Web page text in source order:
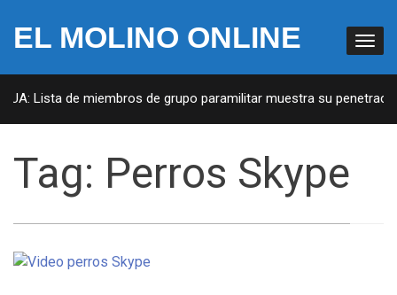
EL MOLINO ONLINE
Lista de miembros de grupo paramilitar muestra su
Tag: Perros Skype